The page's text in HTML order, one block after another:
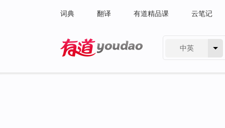
词典 翻译 有道精品课 云笔记
中英